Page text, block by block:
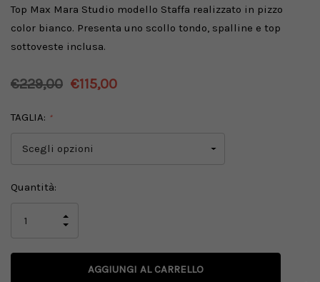
Top Max Mara Studio modello Staffa realizzato in pizzo
color bianco. Presenta uno scollo tondo, spalline e top
sottoveste inclusa.
€229,00 €115,00
TAGLIA: *
Disponibilità
Quantità:
QUANTITÀ
UNDEFINED
AUMENTA
DI
UNDEFINED